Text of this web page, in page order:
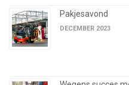
Pakjesavond
DECEMBER 2023